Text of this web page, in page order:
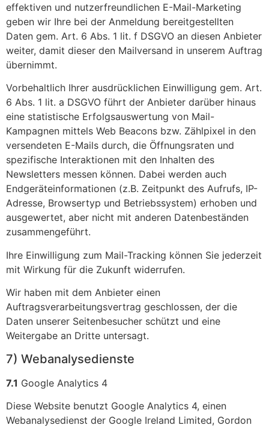
effektiven und nutzerfreundlichen E-Mail-Marketing
geben wir Ihre bei der Anmeldung bereitgestellten
Daten gem. Art. 6 Abs. 1 lit. f DSGVO an diesen Anbieter
weiter, damit dieser den Mailversand in unserem Auftrag
übernimmt.
Vorbehaltlich Ihrer ausdrücklichen Einwilligung gem. Art.
6 Abs. 1 lit. a DSGVO führt der Anbieter darüber hinaus
eine statistische Erfolgsauswertung von Mail-
Kampagnen mittels Web Beacons bzw. Zählpixel in den
versendeten E-Mails durch, die Öffnungsraten und
spezifische Interaktionen mit den Inhalten des
Newsletters messen können. Dabei werden auch
Endgeräteinformationen (z.B. Zeitpunkt des Aufrufs, IP-
Adresse, Browsertyp und Betriebssystem) erhoben und
ausgewertet, aber nicht mit anderen Datenbeständen
zusammengeführt.
Ihre Einwilligung zum Mail-Tracking können Sie jederzeit
mit Wirkung für die Zukunft widerrufen.
Wir haben mit dem Anbieter einen
Auftragsverarbeitungsvertrag geschlossen, der die
Daten unserer Seitenbesucher schützt und eine
Weitergabe an Dritte untersagt.
7) Webanalysedienste
7.1 Google Analytics 4
Diese Website benutzt Google Analytics 4, einen
Webanalysedienst der Google Ireland Limited, Gordon